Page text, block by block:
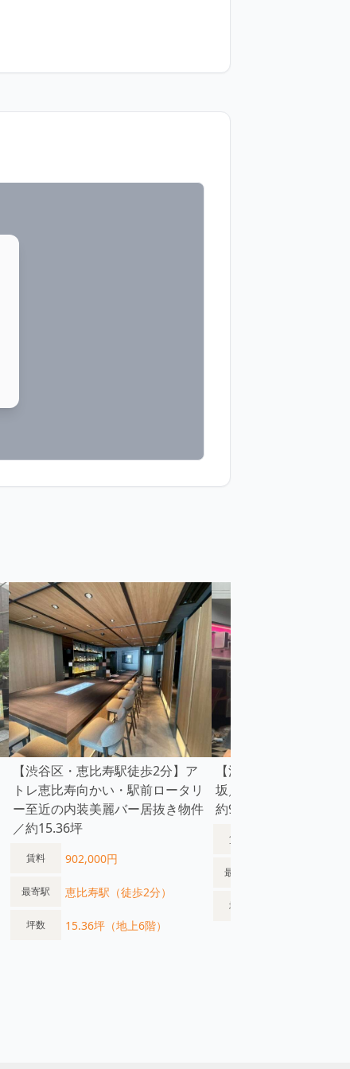
【渋谷区・恵比寿駅徒歩2分】ア
トレ恵比寿向かい・駅前ロータリ
ー至近の内装美麗バー居抜き物件
／約15.36坪
賃料 902,000円
最寄駅 恵比寿駅（徒歩2分）
坪数 15.36坪（地上6階）
【渋谷区】渋谷駅徒歩
坂／小箱物件／周辺繁
約9.2坪／3階右側区画
賃料
最寄駅
坪数